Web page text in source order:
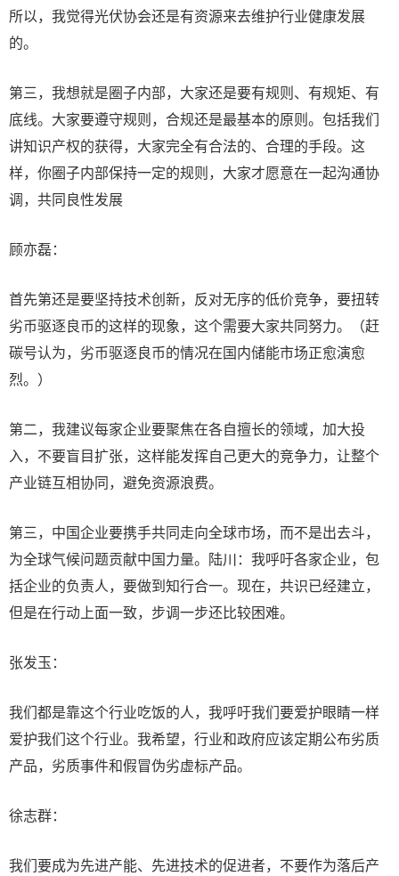
所以，我觉得光伏协会还是有资源来去维护行业健康发展
的。
第三，我想就是圈子内部，大家还是要有规则、有规矩、有
底线。大家要遵守规则，合规还是最基本的原则。包括我们
讲知识产权的获得，大家完全有合法的、合理的手段。这
样，你圈子内部保持一定的规则，大家才愿意在一起沟通协
调，共同良性发展
顾亦磊：
首先第还是要坚持技术创新，反对无序的低价竞争，要扭转
劣币驱逐良币的这样的现象，这个需要大家共同努力。（赶
碳号认为，劣币驱逐良币的情况在国内储能市场正愈演愈
烈。）
第二，我建议每家企业要聚焦在各自擅长的领域，加大投
入，不要盲目扩张，这样能发挥自己更大的竞争力，让整个
产业链互相协同，避免资源浪费。
第三，中国企业要携手共同走向全球市场，而不是出去斗，
为全球气候问题贡献中国力量。陆川：我呼吁各家企业，包
括企业的负责人，要做到知行合一。现在，共识已经建立，
但是在行动上面一致，步调一步还比较困难。
张发玉：
我们都是靠这个行业吃饭的人，我呼吁我们要爱护眼睛一样
爱护我们这个行业。我希望，行业和政府应该定期公布劣质
产品，劣质事件和假冒伪劣虚标产品。
徐志群：
我们要成为先进产能、先进技术的促进者，不要作为落后产